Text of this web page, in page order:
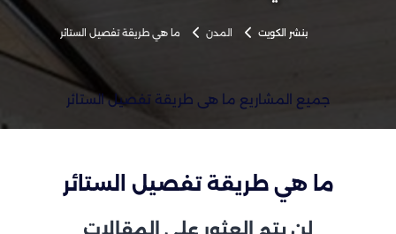
بنشر الكويت المدن ما هي طريقة تفصيل الستائر
جميع المشاريع ما هي طريقة تفصيل الستائر
ما هي طريقة تفصيل الستائر
لن يتم العثور على المقالات